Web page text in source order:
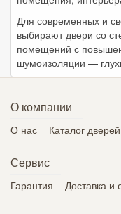
Для современных и
выбирают двери со
помещений с
шумоизоляции —
О компании
О нас Каталог дверей
Сервис
Гарантия Доставка и